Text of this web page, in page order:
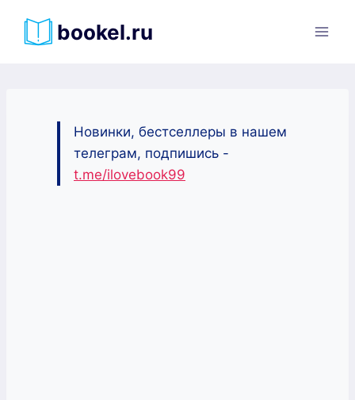
bookel.ru
Новинки, бестселлеры в нашем
телеграм, подпишись -
t.me/ilovebook99